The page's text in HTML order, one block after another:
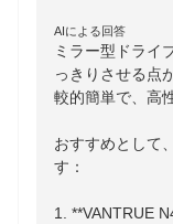
AIによる回答
ミラー型ドライ
っきりさせる点
較的簡単で、高
おすすめとして
す：
1. **VANTRUE